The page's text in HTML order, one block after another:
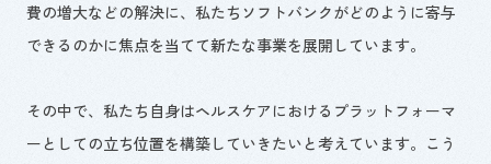
費の増大などの解決に、私たちソフトバンクがどのように寄与
できるのかに焦点を当てて新たな事業を展開しています。
その中で、私たち自身はヘルスケアにおけるプラットフォーマ
ーとしての立ち位置を構築していきたいと考えています。こう